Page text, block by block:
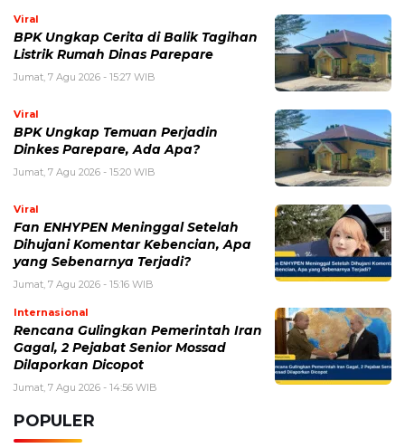
Viral
BPK Ungkap Cerita di Balik Tagihan
Listrik Rumah Dinas Parepare
Jumat, 7 Agu 2026 - 15:27 WIB
Viral
BPK Ungkap Temuan Perjadin
Dinkes Parepare, Ada Apa?
Jumat, 7 Agu 2026 - 15:20 WIB
Viral
Fan ENHYPEN Meninggal Setelah
Dihujani Komentar Kebencian, Apa
yang Sebenarnya Terjadi?
Jumat, 7 Agu 2026 - 15:16 WIB
Internasional
Rencana Gulingkan Pemerintah Iran
Gagal, 2 Pejabat Senior Mossad
Dilaporkan Dicopot
Jumat, 7 Agu 2026 - 14:56 WIB
POPULER